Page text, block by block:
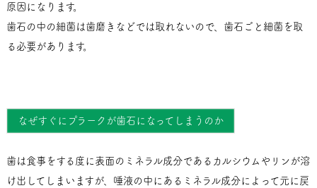
原因になります。
歯石の中の細菌は歯磨きなどでは取れないので、歯石ごと細菌を取
る必要があります。
なぜすぐにプラークが歯石になってしまうのか
歯は食事をする度に表面のミネラル成分であるカルシウムやリンが溶
け出してしまいますが、唾液の中にあるミネラル成分によって元に戻